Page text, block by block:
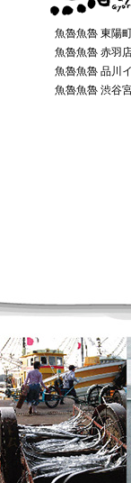
魚魯魚魯 東陽
魚魯魚魯 赤羽
魚魯魚魯 品川
魚魯魚魯 渋谷